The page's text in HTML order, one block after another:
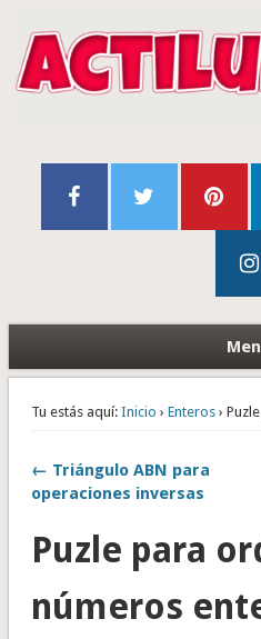
Tu estás aquí: Inicio › Enteros›
← Triángulo ABN para
operaciones inversas
Puzle para
números